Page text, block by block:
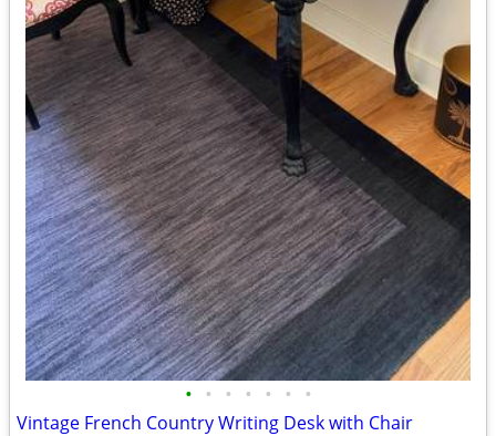
• • • • • • •
Vintage French Country Writing Desk with Chair